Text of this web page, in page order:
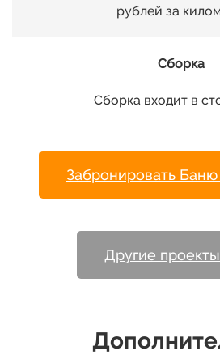
рублей за
Сборка
Сборка входит в
Забронировать Баню
Другие